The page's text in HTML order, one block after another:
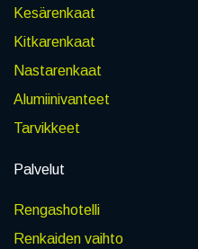
Kesärenkaat
Kitkarenkaat
Nastarenkaat
Alumiinivanteet
Tarvikkeet
Palvelut
Rengashotelli
Renkaiden vaihto